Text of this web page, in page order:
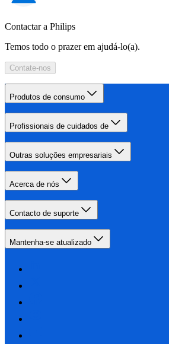
Contactar a Philips
Temos todo o prazer em ajudá-lo(a).
Contate-nos
Produtos de consumo
Profissionais de cuidados de
Outras soluções empresariais
Acerca de nós
Contacto de suporte
Mantenha-se atualizado